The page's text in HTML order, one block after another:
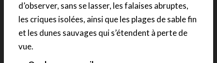
d’observer, sans se lasser, les falaises abruptes,
les criques isolées, ainsi que les plages de sable fin
et les dunes sauvages qui s’étendent à perte de
vue.